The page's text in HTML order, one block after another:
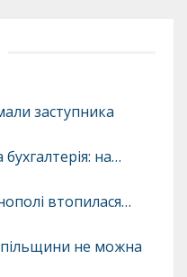
заступника
на…
втопилася…
не можна